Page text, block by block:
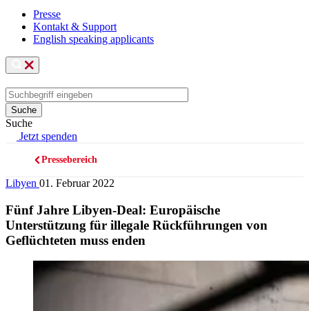
Presse
Kontakt & Support
English speaking applicants
Suche
Jetzt spenden
Pfadnavigation
Pressebereich
Libyen 01. Februar 2022
Fünf Jahre Libyen-Deal: Europäische
Unterstützung für illegale Rückführungen von
Geflüchteten muss enden